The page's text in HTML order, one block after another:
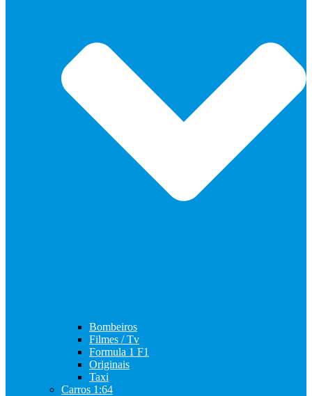
Bombeiros
Filmes / Tv
Formula 1 F1
Originais
Taxi
Carros 1:64